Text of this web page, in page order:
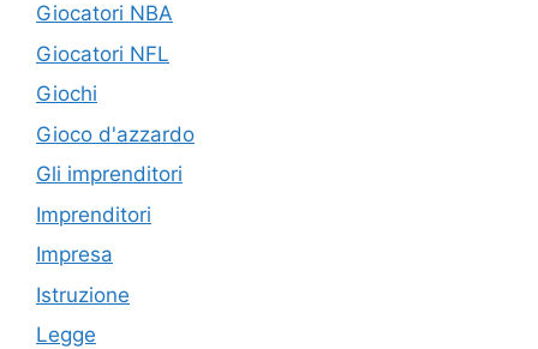
Giocatori NBA
Giocatori NFL
Giochi
Gioco d'azzardo
Gli imprenditori
Imprenditori
Impresa
Istruzione
Legge